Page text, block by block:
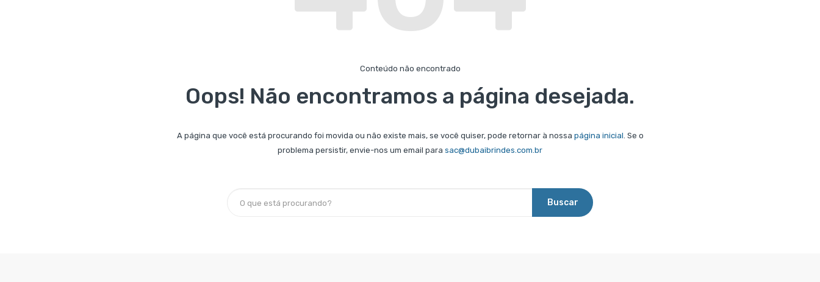
Conteúdo não encontrado
Oops! Não encontramos a página desejada.
A página que você está procurando foi movida ou não existe mais, se você quiser, pode retornar à nossa página inicial. Se o
problema persistir, envie-nos um email para sac@dubaibrindes.com.br
Buscar